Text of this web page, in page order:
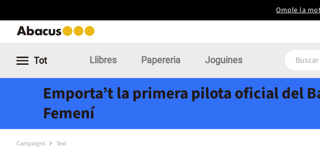
Omple la
Tot Llibres Papereria Joguines
Emporta’t la primera pilota oficial del
Femení
Campaigns Text